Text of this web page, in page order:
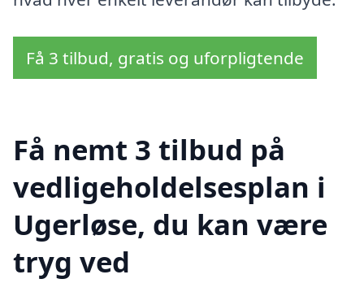
Få 3 tilbud, gratis og uforpligtende
Få nemt 3 tilbud på
vedligeholdelsesplan i
Ugerløse, du kan være
tryg ved